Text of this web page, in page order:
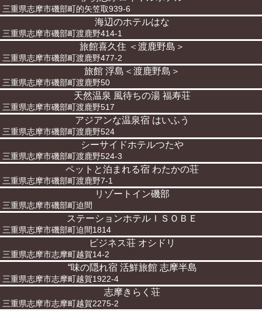
三重県志摩市磯部町的矢笠取939-6
海辺のホテルはな
三重県志摩市磯部町渡鹿野414-1
旅館喜久住 ＜渡鹿野島＞
三重県志摩市磯部町渡鹿野477-2
旅館 浮島＜渡鹿野島＞
三重県志摩市磯部町渡鹿野50
天然温泉 風待ちの湯 福寿荘
三重県志摩市磯部町渡鹿野517
アジアンな温泉宿 はいふう
三重県志摩市磯部町渡鹿野524
シーサイドホテルつたや
三重県志摩市磯部町渡鹿野524-3
ペットと泊まれる宿 わたかの荘
三重県志摩市磯部町渡鹿野7-1
リゾートイン磯部
三重県志摩市磯部町迫間
ステーションホテルＩＳＯＢＥ
三重県志摩市磯部町迫間1814
ビジネス荘 オシドリ
三重県志摩市志摩町越賀14-2
“味の隠れ宿 活鮮旅館 志摩半島
三重県志摩市志摩町越賀1922-4
志摩きらく荘
三重県志摩市志摩町越賀2275-2